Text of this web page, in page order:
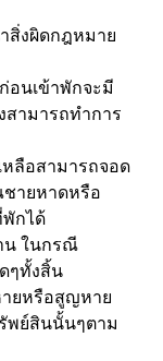
สิ่งผิดกฎหมาย
อนเข้าพักจะมี
สามารถทำการ
ลือสามารถจอด
ายหาดหรือ
พักได้
น ในกรณี
ๆทั้งสิ้น
ยหรือสูญหาย
พย์สินนั้นๆตาม